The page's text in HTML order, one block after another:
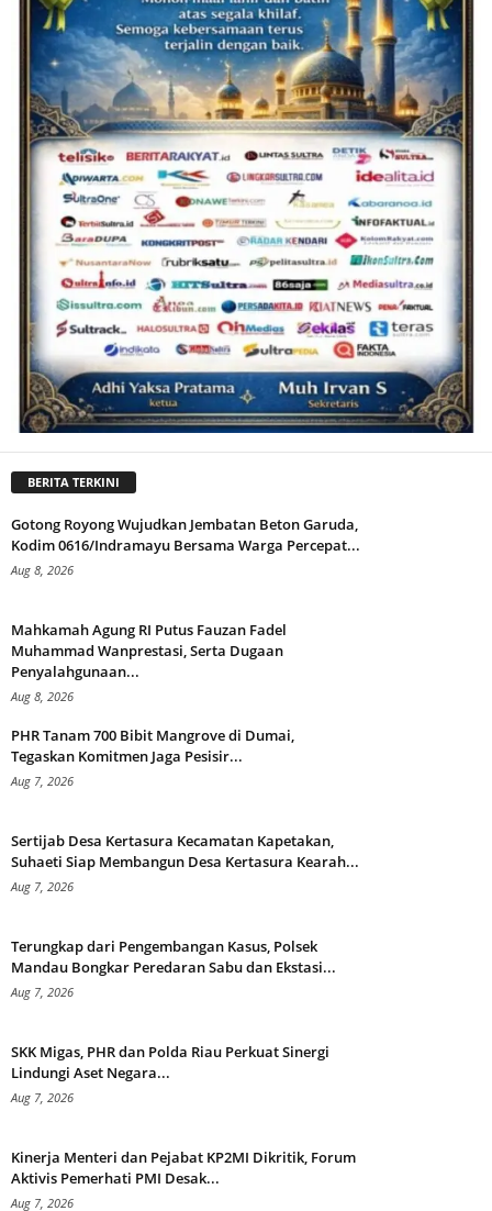
BERITA TERKINI
Gotong Royong Wujudkan Jembatan Beton Garuda,
Kodim 0616/Indramayu Bersama Warga Percepat...
Aug 8, 2026
Mahkamah Agung RI Putus Fauzan Fadel
Muhammad Wanprestasi, Serta Dugaan
Penyalahgunaan...
Aug 8, 2026
PHR Tanam 700 Bibit Mangrove di Dumai,
Tegaskan Komitmen Jaga Pesisir...
Aug 7, 2026
Sertijab Desa Kertasura Kecamatan Kapetakan,
Suhaeti Siap Membangun Desa Kertasura Kearah...
Aug 7, 2026
Terungkap dari Pengembangan Kasus, Polsek
Mandau Bongkar Peredaran Sabu dan Ekstasi...
Aug 7, 2026
SKK Migas, PHR dan Polda Riau Perkuat Sinergi
Lindungi Aset Negara...
Aug 7, 2026
Kinerja Menteri dan Pejabat KP2MI Dikritik, Forum
Aktivis Pemerhati PMI Desak...
Aug 7, 2026